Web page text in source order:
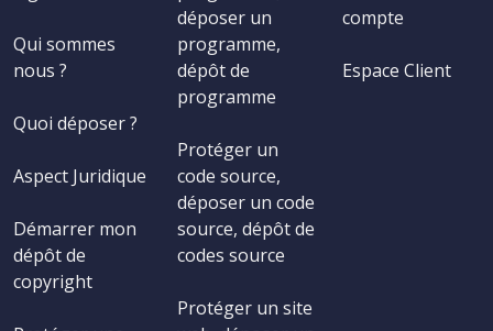
Qui sommes
nous ?
Quoi déposer ?
Aspect Juridique
Démarrer mon
dépôt de
copyright
déposer un
programme,
dépôt de
programme
Protéger un
code source,
déposer un code
source, dépôt de
codes source
Protéger un site
compte
Espace Client